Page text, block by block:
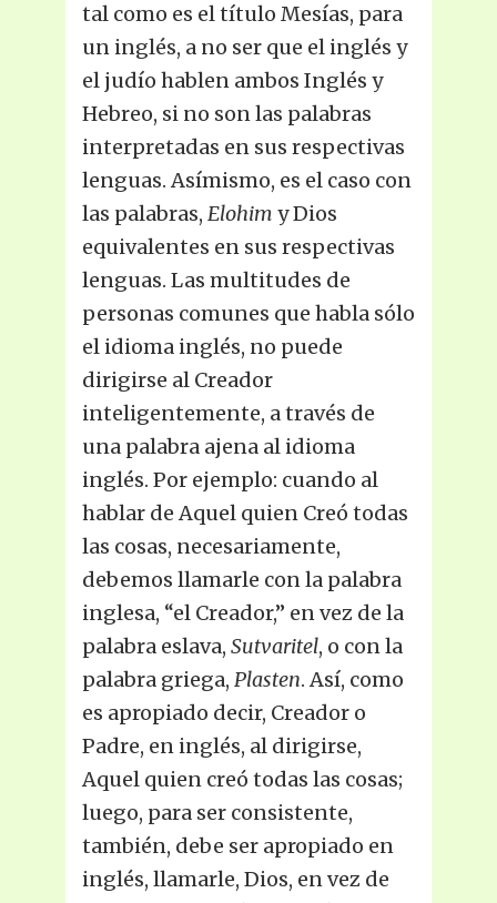
tal como es el título Mesías, para
un inglés, a no ser que el inglés y
el judío hablen ambos Inglés y
Hebreo, si no son las palabras
interpretadas en sus respectivas
lenguas. Asímismo, es el caso con
las palabras, Elohim y Dios
equivalentes en sus respectivas
lenguas. Las multitudes de
personas comunes que habla sólo
el idioma inglés, no puede
dirigirse al Creador
inteligentemente, a través de
una palabra ajena al idioma
inglés. Por ejemplo: cuando al
hablar de Aquel quien Creó todas
las cosas, necesariamente,
debemos llamarle con la palabra
inglesa, “el Creador,” en vez de la
palabra eslava, Sutvaritel, o con la
palabra griega, Plasten. Así, como
es apropiado decir, Creador o
Padre, en inglés, al dirigirse,
Aquel quien creó todas las cosas;
luego, para ser consistente,
también, debe ser apropiado en
inglés, llamarle, Dios, en vez de